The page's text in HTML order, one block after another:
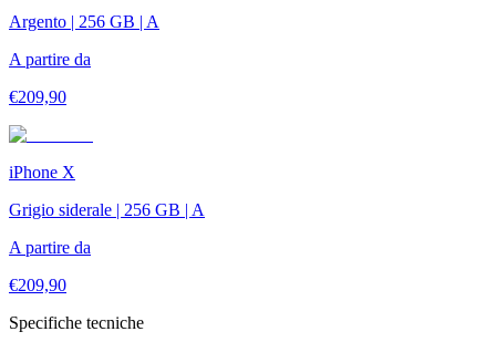
Argento | 256 GB | A
A partire da
€209,90
iPhone X
Grigio siderale | 256 GB | A
A partire da
€209,90
Specifiche tecniche